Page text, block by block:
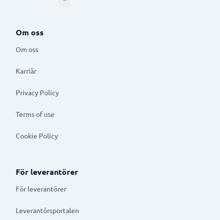
Om oss
Om oss
Karriär
Privacy Policy
Terms of use
Cookie Policy
För leverantörer
För leverantörer
Leverantörsportalen